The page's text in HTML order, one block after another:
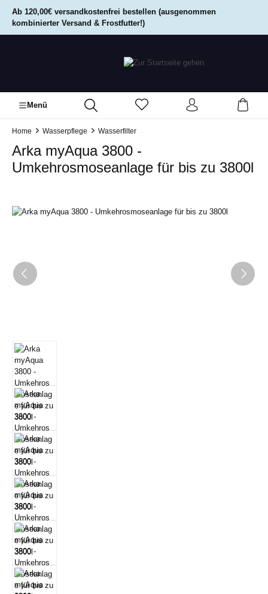
springen
Ab 120,00€ versandkostenfrei bestellen (ausgenommen
kombinierter Versand & Frostfutter!)
Menü
Home Wasserpflege Wasserfilter
Arka myAqua 3800 -
Umkehrosmoseanlage für bis zu 3800l
Bildergalerie überspringen